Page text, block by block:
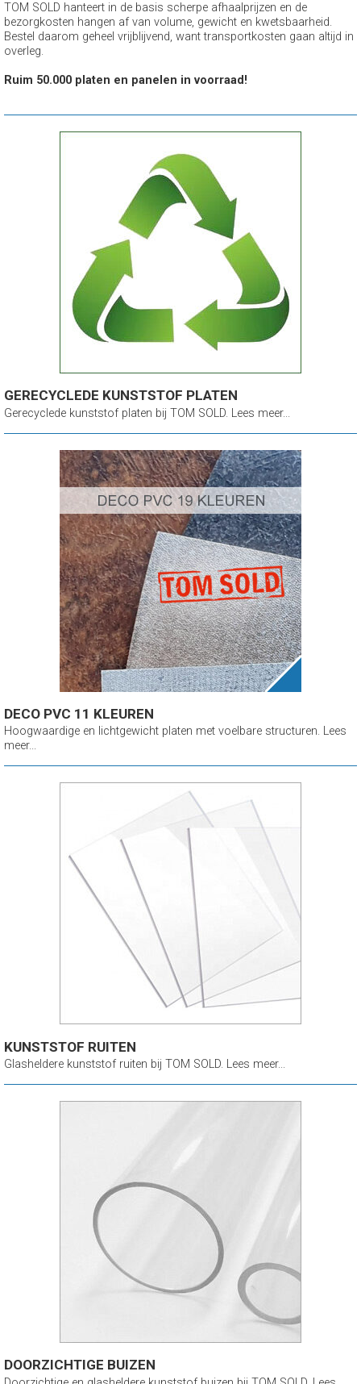
TOM SOLD hanteert in de basis scherpe afhaalprijzen en de
bezorgkosten hangen af van volume, gewicht en kwetsbaarheid.
Bestel daarom geheel vrijblijvend, want transportkosten gaan altijd in
overleg.
Ruim 50.000 platen en panelen in voorraad!
GERECYCLEDE KUNSTSTOF PLATEN
Gerecyclede kunststof platen bij TOM SOLD. Lees meer...
DECO PVC 11 KLEUREN
Hoogwaardige en lichtgewicht platen met voelbare structuren. Lees
meer...
KUNSTSTOF RUITEN
Glasheldere kunststof ruiten bij TOM SOLD. Lees meer...
DOORZICHTIGE BUIZEN